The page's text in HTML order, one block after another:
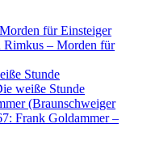
für Einsteiger
Rimkus – Morden für
Stunde
weiße Stunde
(Braunschweiger
Frank Goldammer –